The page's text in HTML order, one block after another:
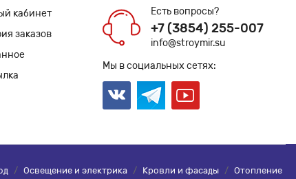
кабинет
заказов
Есть вопросы?
+7 (3854) 255-007
info@stroymir.su
Мы в социальных сетях:
/ Освещение и электрика / Кровли и фасады / Отопление